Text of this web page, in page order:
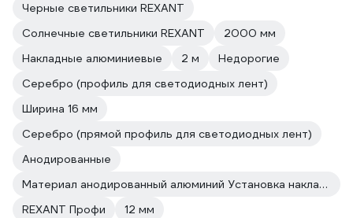
Черные светильники REXANT
Солнечные светильники REXANT
2000 мм
Накладные алюминиевые
2 м
Недорогие
Серебро (профиль для светодиодных лент)
Ширина 16 мм
Серебро (прямой профиль для светодиодных лент)
Анодированные
Материал анодированный алюминий Установка накладной
REXANT Профи
12 мм